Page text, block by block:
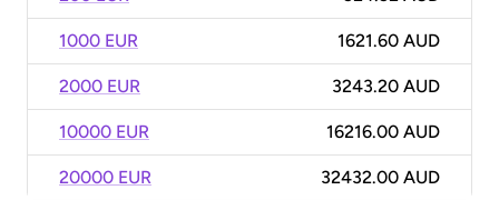
1000 EUR 1621.60 AUD
2000 EUR 3243.20 AUD
10000 EUR 16216.00 AUD
20000 EUR 32432.00 AUD